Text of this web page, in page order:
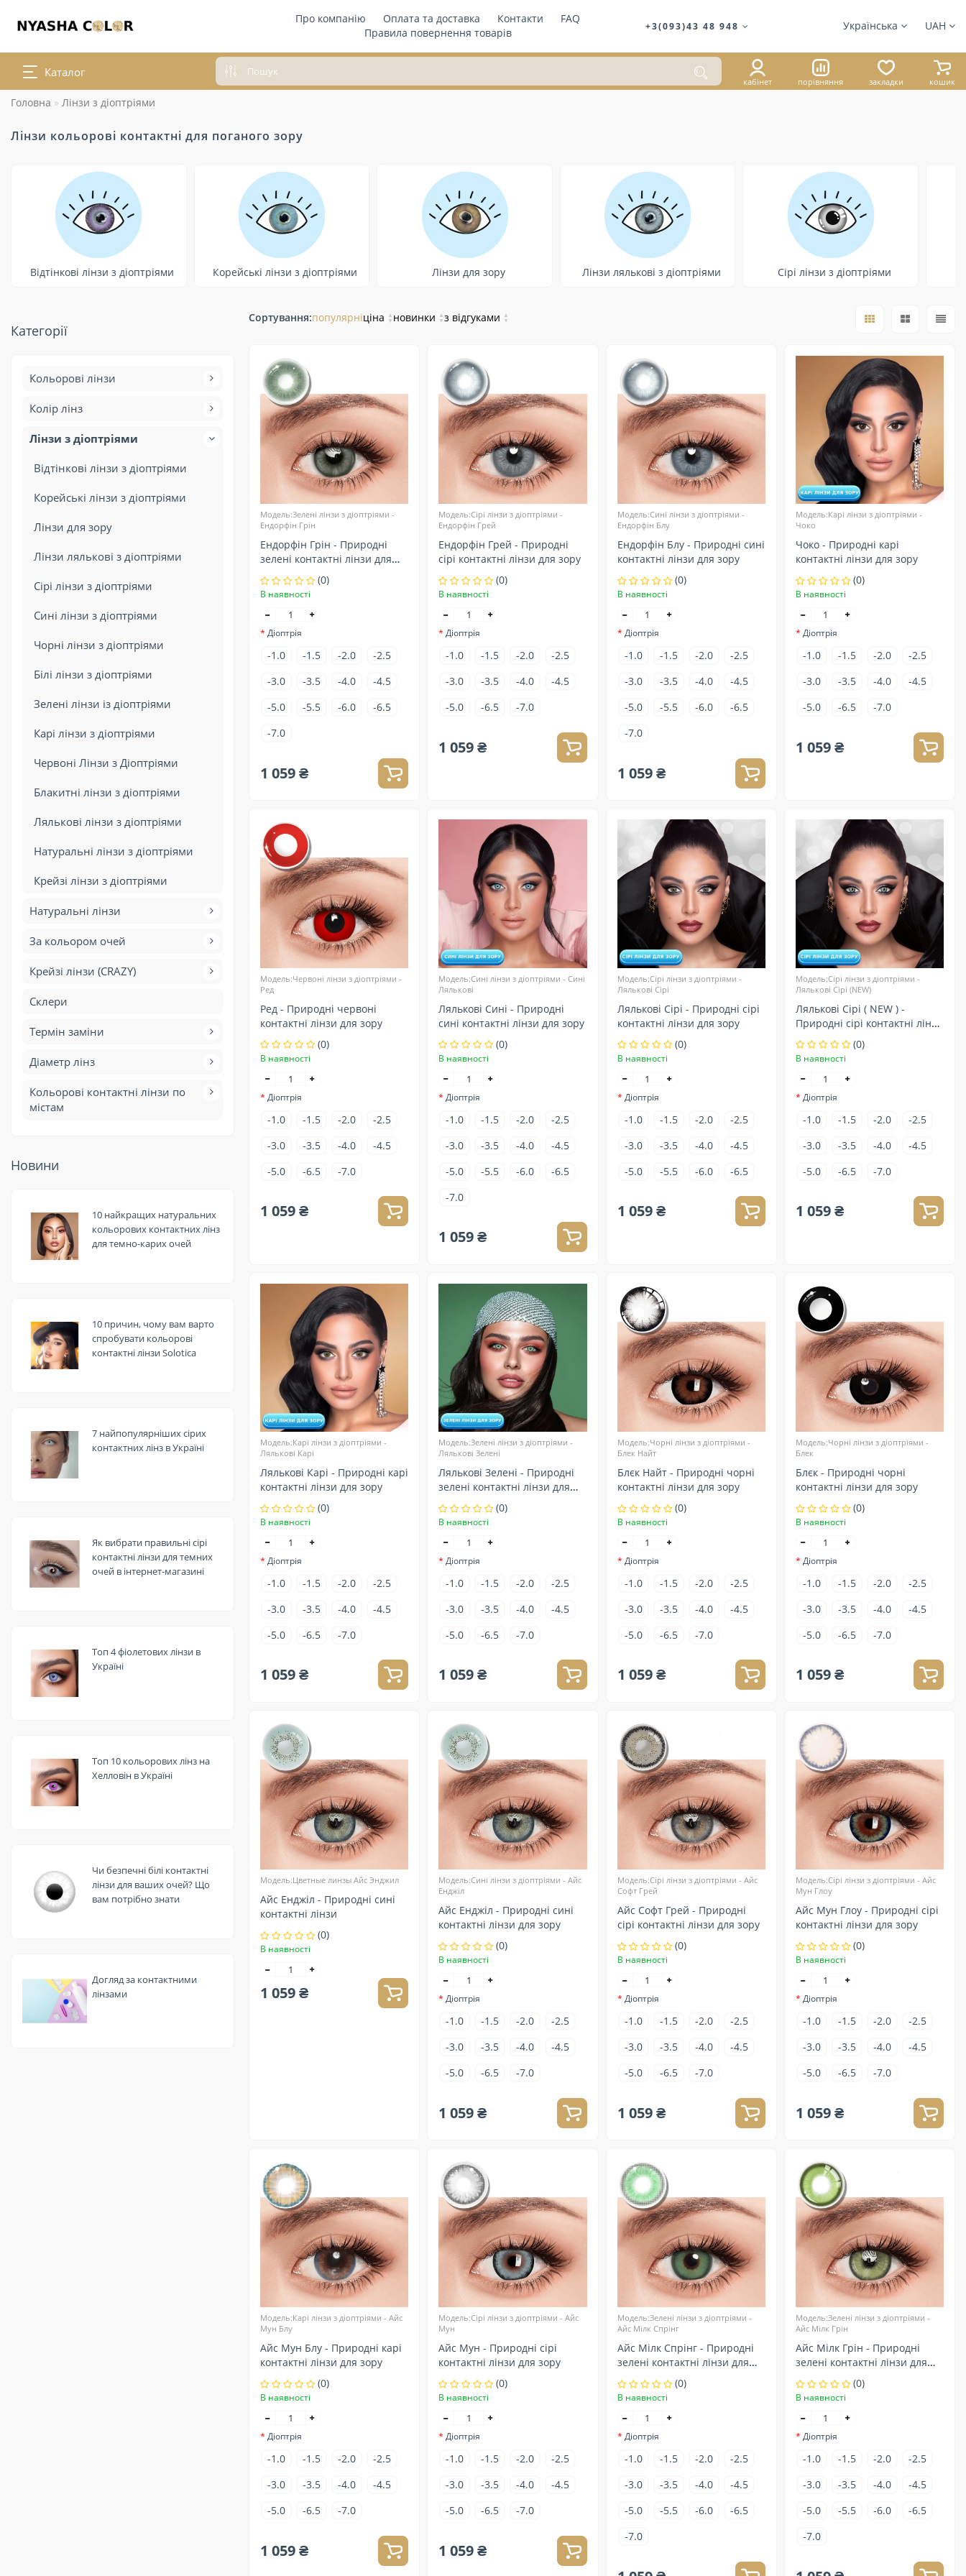
Про компанію Оплата та доставка Контакти
FAQ
Правила повернення товарів
+3(093)43 48 948 UAH
Українська
Каталог
кабінет порівняння закладки кошик
Головна Лінзи з діоптріями
Лінзи кольорові контактні для поганого зору
Відтінкові лінзи з діоптріями Корейські лінзи з діоптріями Лінзи для зору Лінзи лялькові з діоптріями Сірі лінзи з діоптріями
Категорії
Кольорові лінзи
Колір лінз
Лінзи з діоптріями
Відтінкові лінзи з діоптріями
Корейські лінзи з діоптріями
Лінзи для зору
Лінзи лялькові з діоптріями
Сірі лінзи з діоптріями
Сині лінзи з діоптріями
Чорні лінзи з діоптріями
Білі лінзи з діоптріями
Зелені лінзи із діоптріями
Карі лінзи з діоптріями
Червоні Лінзи з Діоптріями
Блакитні лінзи з діоптріями
Лялькові лінзи з діоптріями
Натуральні лінзи з діоптріями
Крейзі лінзи з діоптріями
Натуральні лінзи
За кольором очей
Крейзі лінзи (CRAZY)
Склери
Термін заміни
Діаметр лінз
Кольорові контактні лінзи по
містам
Новини
10 найкращих натуральних
кольорових контактних лінз
для темно-карих очей
10 причин, чому вам варто
спробувати кольорові
контактні лінзи Solotica
7 найпопулярніших сірих
контактних лінз в Україні
Як вибрати правильні сірі
контактні лінзи для темних
очей в інтернет-магазині
Топ 4 фіолетових лінзи в
Україні
Топ 10 кольорових лінз на
Хелловін в Україні
Чи безпечні білі контактні
лінзи для ваших очей? Що
вам потрібно знати
Догляд за контактними
лінзами
Сортування:популярніціна ▲
▼ новинки ▲
▼з відгуками ▲
▼
Модель:Зелені лінзи з діоптріями -
Ендорфін Грін
Ендорфін Грін - Природні
зелені контактні лінзи для
зору
(0)
В наявності
Діоптрія
-1.0 -1.5 -2.0
-2.5
-3.0
-3.5 -4.0
-4.5
-5.0
-5.5 -6.0
-6.5
-7.0
1 059 ₴
Модель:Сірі лінзи з діоптріями -
Ендорфін Грей
Ендорфін Грей - Природні
сірі контактні лінзи для зору
(0)
В наявності
Діоптрія
-1.0 -1.5 -2.0
-2.5
-3.0
-3.5 -4.0
-4.5
-5.0
-6.5 -7.0
1 059 ₴
Модель:Сині лінзи з діоптріями -
Ендорфін Блу
Ендорфін Блу - Природні сині
контактні лінзи для зору
(0)
В наявності
Діоптрія
-1.0 -1.5 -2.0
-2.5
-3.0
-3.5 -4.0
-4.5
-5.0
-5.5 -6.0
-6.5
-7.0
1 059 ₴
Модель:Карі лінзи з діоптріями -
Чоко
Чоко - Природні карі
контактні лінзи для зору
(0)
В наявності
Діоптрія
-1.0 -1.5 -2.0
-2.5
-3.0
-3.5 -4.0
-4.5
-5.0
-6.5 -7.0
1 059 ₴
Модель:Червоні лінзи з діоптріями -
Ред
Ред - Природні червоні
контактні лінзи для зору
(0)
В наявності
Діоптрія
-1.0 -1.5 -2.0
-2.5
-3.0
-3.5 -4.0
-4.5
-5.0
-6.5 -7.0
1 059 ₴
Модель:Сині лінзи з діоптріями - Сині
Лялькові
Лялькові Сині - Природні
сині контактні лінзи для зору
(0)
В наявності
Діоптрія
-1.0 -1.5 -2.0
-2.5
-3.0
-3.5 -4.0
-4.5
-5.0
-5.5 -6.0
-6.5
-7.0
1 059 ₴
Модель:Сірі лінзи з діоптріями -
Лялькові Сірі
Лялькові Сірі - Природні сірі
контактні лінзи для зору
(0)
В наявності
Діоптрія
-1.0 -1.5 -2.0
-2.5
-3.0
-3.5 -4.0
-4.5
-5.0
-5.5 -6.0 -6.5
1 059 ₴
Модель:Сірі лінзи з діоптріями -
Лялькові Сірі (NEW)
Лялькові Сірі ( NEW ) -
Природні сірі контактні лінзи
для зору
(0)
В наявності
Діоптрія
-1.0 -1.5 -2.0
-2.5
-3.0
-3.5 -4.0
-4.5
-5.0
-6.5 -7.0
1 059 ₴
Модель:Карі лінзи з діоптріями -
Лялькові Карі
Лялькові Карі - Природні карі
контактні лінзи для зору
(0)
В наявності
Діоптрія
-1.0 -1.5 -2.0
-2.5
-3.0
-3.5 -4.0
-4.5
-5.0
-6.5 -7.0
1 059 ₴
Модель:Зелені лінзи з діоптріями -
Лялькові Зелені
Лялькові Зелені - Природні
зелені контактні лінзи для
(0)
В наявності
Діоптрія
-1.0 -1.5 -2.0
-2.5
-3.0
-3.5 -4.0
-4.5
-5.0
-6.5 -7.0
1 059 ₴
Модель:Чорні лінзи з діоптріями -
Блек Найт
Блєк Найт - Природні чорні
контактні лінзи для зору
(0)
В наявності
Діоптрія
-1.0 -1.5 -2.0
-2.5
-3.0
-3.5 -4.0
-4.5
-5.0
-6.5 -7.0
1 059 ₴
Модель:Чорні лінзи з діоптріями -
Блек
Блєк - Природні чорні
контактні лінзи для зору
(0)
В наявності
Діоптрія
-1.0 -1.5 -2.0
-2.5
-3.0
-3.5 -4.0
-4.5
-5.0
-6.5 -7.0
1 059 ₴
Модель:Цветные линзы Айс Энджил
Айс Енджіл - Природні сині
контактні лінзи
(0)
В наявності
1 059 ₴
Модель:Сині лінзи з діоптріями - Айс
Енджіл
Айс Енджіл - Природні сині
контактні лінзи для зору
(0)
В наявності
Діоптрія
-1.0 -1.5 -2.0
-2.5
-3.0
-3.5 -4.0
-4.5
-5.0
-6.5 -7.0
1 059 ₴
Модель:Сірі лінзи з діоптріями - Айс
Софт Грей
Айс Софт Грей - Природні
сірі контактні лінзи для зору
(0)
В наявності
Діоптрія
-1.0 -1.5 -2.0
-2.5
-3.0
-3.5 -4.0
-4.5
-5.0
-6.5 -7.0
1 059 ₴
Модель:Сірі лінзи з діоптріями - Айс
Мун Глоу
Айс Мун Глоу - Природні сірі
контактні лінзи для зору
(0)
В наявності
Діоптрія
-1.0 -1.5 -2.0
-2.5
-3.0
-3.5 -4.0
-4.5
-5.0
-6.5 -7.0
1 059 ₴
Модель:Карі лінзи з діоптріями - Айс
Мун Блу
Айс Мун Блу - Природні карі
контактні лінзи для зору
(0)
В наявності
Діоптрія
-1.0 -1.5 -2.0
-2.5
-3.0
-3.5 -4.0
-4.5
-5.0
-6.5 -7.0
1 059 ₴
Модель:Сірі лінзи з діоптріями - Айс
Мун
Айс Мун - Природні сірі
контактні лінзи для зору
(0)
В наявності
Діоптрія
-1.0 -1.5 -2.0
-2.5
-3.0
-3.5 -4.0
-4.5
-5.0
-6.5 -7.0
1 059 ₴
Модель:Зелені лінзи з діоптріями -
Айс Мілк Спрінг
Айс Мілк Спрінг - Природні
зелені контактні лінзи для
зору
(0)
В наявності
Діоптрія
-1.0 -1.5 -2.0
-2.5
-3.0
-3.5 -4.0
-4.5
-5.0
-5.5 -6.0
-6.5
-7.0
Модель:Зелені лінзи з діоптріями -
Айс Мілк Грін
Айс Мілк Грін - Природні
зелені контактні лінзи для
зору
(0)
В наявності
Діоптрія
-1.0 -1.5 -2.0
-2.5
-3.0
-3.5 -4.0
-4.5
-5.0
-5.5 -6.0
-6.5
-7.0